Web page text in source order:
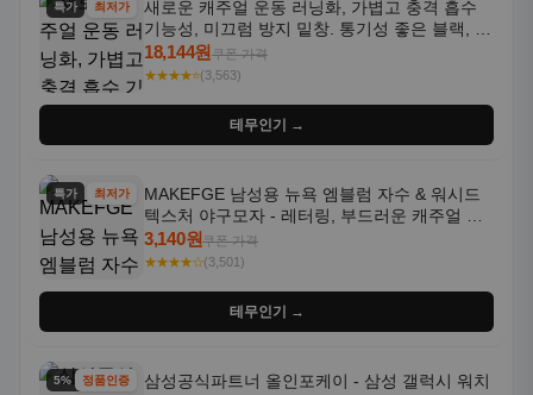
특가 최저가
새로운 캐주얼 운동 러닝화, 가볍고 충격 흡수
기능성, 미끄럼 방지 밑창. 통기성 좋은 블랙, 화
이트, 퍼플 그라데이션 색상
18,144원쿠폰 가격
★★★★⭐(3,563)
테무인기 →
특가 최저가
MAKEFGE 남성용 뉴욕 엠블럼 자수 & 워시드
텍스처 야구모자 - 레터링, 부드러운 캐주얼 모
자, NYC 스타일
3,140원쿠폰 가격
★★★★☆(3,501)
테무인기 →
5% 할인정품인증
삼성공식파트너 올인포케이 - 삼성 갤럭시 워치